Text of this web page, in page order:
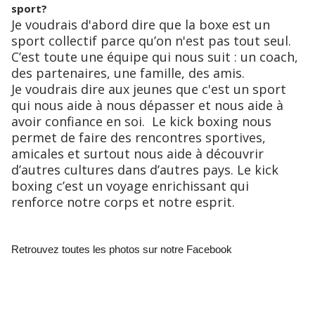
sport?
Je voudrais d'abord dire que la boxe est un
sport collectif parce qu’on n'est pas tout seul.
C’est toute une équipe qui nous suit : un coach,
des partenaires, une famille, des amis.
Je voudrais dire aux jeunes que c'est un sport
qui nous aide à nous dépasser et nous aide à
avoir confiance en soi. Le kick boxing nous
permet de faire des rencontres sportives,
amicales et surtout nous aide à découvrir
d’autres cultures dans d’autres pays. Le kick
boxing c’est un voyage enrichissant qui
renforce notre corps et notre esprit.
Retrouvez toutes les photos sur notre Facebook